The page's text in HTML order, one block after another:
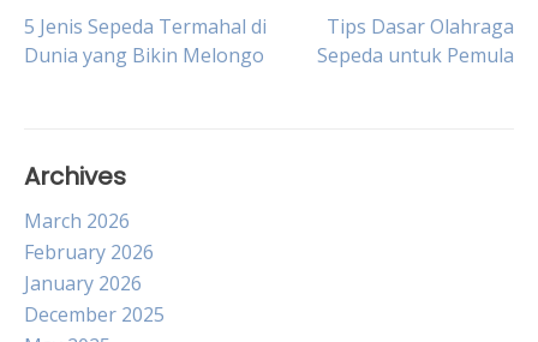
Post
5 Jenis Sepeda Termahal di
Dunia yang Bikin Melongo
Tips Dasar Olahraga
Sepeda untuk Pemula
Archives
March 2026
February 2026
January 2026
December 2025